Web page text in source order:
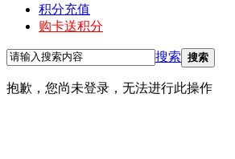
积分充值
购卡送积分
搜索 搜索
抱歉，您尚未登录，无法进行此操作